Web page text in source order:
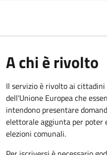
A chi è rivolto
Il servizio è rivolto ai
dell'Unione Europea che
intendono presentare
elettorale aggiunta per
elezioni comunali.